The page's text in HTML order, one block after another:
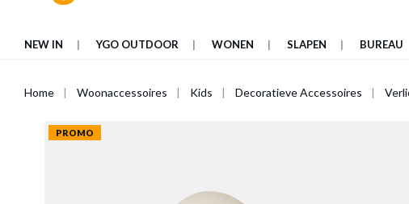
NEW IN YGO OUTDOOR WONEN SLAPEN BUREAU
Home Woonaccessoires Kids Decoratieve Accessoires
PROMO